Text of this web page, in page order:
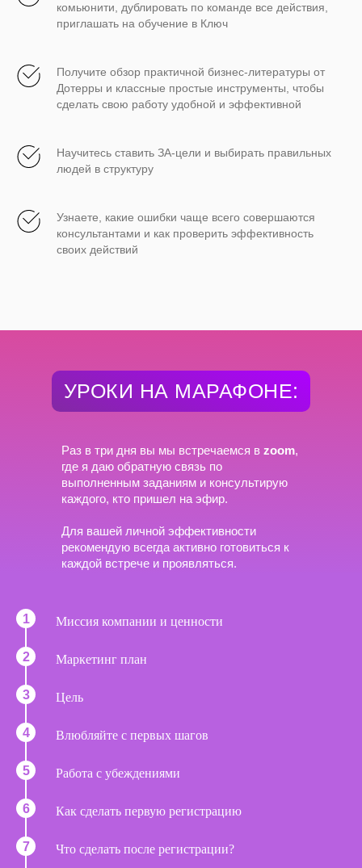
комьюнити, дублировать по команде все действия,
приглашать на обучение в Ключ
Получите обзор практичной бизнес-литературы от
Дотерры и классные простые инструменты, чтобы
сделать свою работу удобной и эффективной
Научитесь ставить ЗА-цели и выбирать правильных
людей в структуру
Узнаете, какие ошибки чаще всего совершаются
консультантами и как проверить эффективность
своих действий
Раз в три дня вы мы встречаемся в zoom,
где я даю обратную связь по
выполненным заданиям и консультирую
каждого, кто пришел на эфир.
Для вашей личной эффективности
рекомендую всегда активно готовиться к
каждой встрече и проявляться.
УРОКИ НА МАРАФОНЕ:
Миссия компании и ценности
Маркетинг план
Цель
Влюбляйте с первых шагов
Работа с убеждениями
Как сделать первую регистрацию
Что сделать после регистрации?